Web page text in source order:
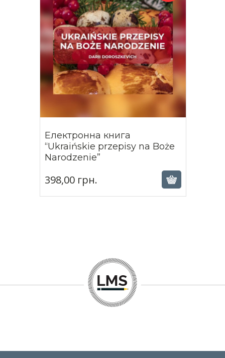
Електронна книга
“Ukraińskie przepisy na Boże
Narodzenie”
398,00 грн.
398,00